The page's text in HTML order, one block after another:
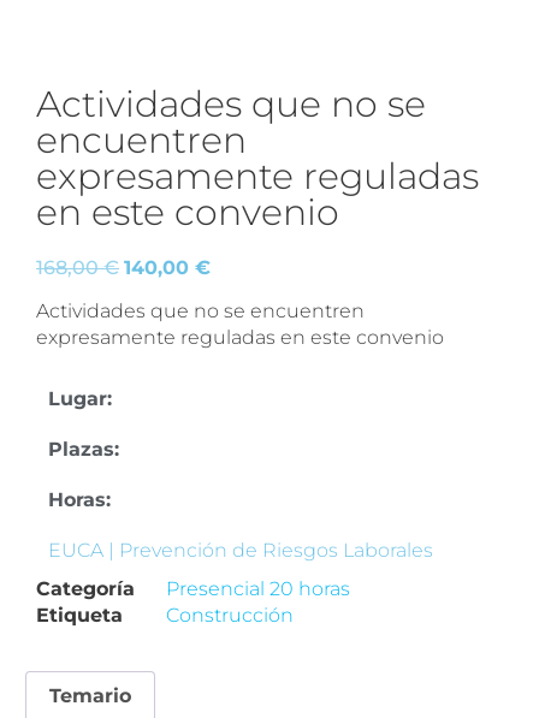
Actividades que no se
encuentren
expresamente reguladas
en este convenio
168,00€ 140,00 €
Actividades que no se encuentren
expresamente reguladas en este convenio
Lugar:
Plazas:
Horas:
EUCA | Prevención de Riesgos Laborales
Categoría
Presencial 20 horas
Etiqueta
Construcción
Temario